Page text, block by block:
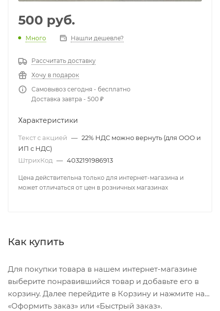
500 руб.
Много Нашли дешевле?
Рассчитать доставку
Хочу в подарок
Самовывоз сегодня - бесплатно
Доставка завтра - 500 ₽
Характеристики
Текст с акцией — 22% НДС можно вернуть (для ООО и
ИП с НДС)
ШтрихКод — 4032191986913
Цена действительна только для интернет-магазина и
может отличаться от цен в розничных магазинах
Как купить
Для покупки товара в нашем интернет-магазине
выберите понравившийся товар и добавьте его в
корзину. Далее перейдите в Корзину и нажмите на
«Оформить заказ» или «Быстрый заказ».